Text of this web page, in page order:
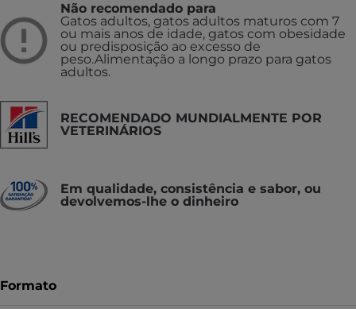
Não recomendado para
Gatos adultos, gatos adultos maturos com 7
ou mais anos de idade, gatos com obesidade
ou predisposição ao excesso de
peso.Alimentação a longo prazo para gatos
adultos.
RECOMENDADO MUNDIALMENTE POR
VETERINÁRIOS
Em qualidade, consistência e sabor, ou
devolvemos-lhe o dinheiro
Formato